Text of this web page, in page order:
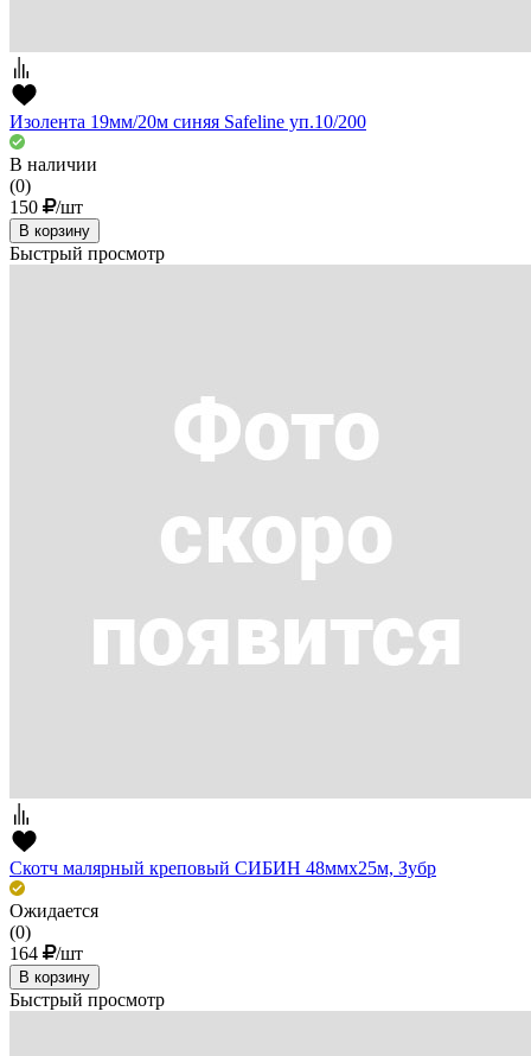
Изолента 19мм/20м синяя Safeline уп.10/200
В наличии
(0)
150
/шт
В корзину
Быстрый просмотр
Скотч малярный креповый СИБИН 48ммх25м, Зубр
Ожидается
(0)
164
/шт
В корзину
Быстрый просмотр